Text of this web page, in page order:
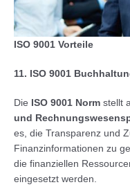
ISO 9001 Vorteile
11. ISO 9001
Die ISO 9001 Norm stellt
und
es, die Transparenz und
Finanzinformationen zu
die finanziellen
eingesetzt werden.